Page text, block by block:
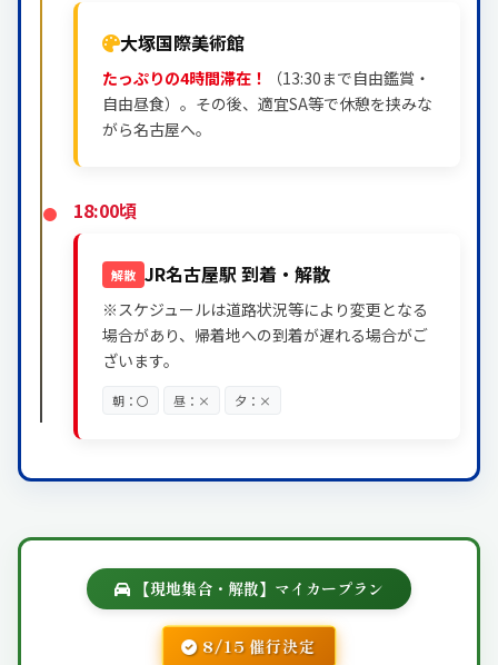
大塚国際美術館
たっぷりの4時間滞在！
（13:30まで自由鑑賞・
自由昼食）。その後、適宜SA等で休憩を挟みな
がら名古屋へ。
18:00頃
解散 JR名古屋駅 到着・解散
※スケジュールは道路状況等により変更となる
場合があり、帰着地への到着が遅れる場合がご
ざいます。
朝：〇 昼：× 夕：×
【現地集合・解散】マイカープラン
8/15 催行決定